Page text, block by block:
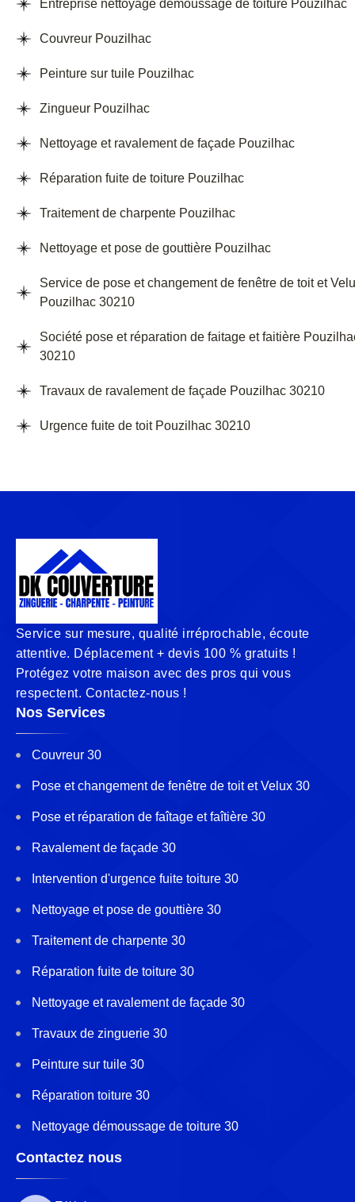
Entreprise nettoyage demoussage de toiture Pouzilhac
Couvreur Pouzilhac
Peinture sur tuile Pouzilhac
Zingueur Pouzilhac
Nettoyage et ravalement de façade Pouzilhac
Réparation fuite de toiture Pouzilhac
Traitement de charpente Pouzilhac
Nettoyage et pose de gouttière Pouzilhac
Service de pose et changement de fenêtre de toit et
Pouzilhac 30210
Société pose et réparation de faitage et faitière
30210
Travaux de ravalement de façade Pouzilhac 30210
Urgence fuite de toit Pouzilhac 30210
Service sur mesure, qualité irréprochable, écoute
attentive. Déplacement + devis 100 % gratuits !
Protégez votre maison avec des pros qui vous
respectent. Contactez-nous !
Nos Services
Couvreur 30
Pose et changement de fenêtre de toit et Velux 30
Pose et réparation de faîtage et faîtière 30
Ravalement de façade 30
Intervention d'urgence fuite toiture 30
Nettoyage et pose de gouttière 30
Traitement de charpente 30
Réparation fuite de toiture 30
Nettoyage et ravalement de façade 30
Travaux de zinguerie 30
Peinture sur tuile 30
Réparation toiture 30
Nettoyage démoussage de toiture 30
Contactez nous